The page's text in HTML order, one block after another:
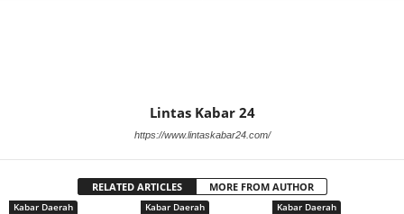
Lintas Kabar 24
https://www.lintaskabar24.com/
RELATED ARTICLES MORE FROM AUTHOR
Kabar Daerah Kabar Daerah Kabar Daerah